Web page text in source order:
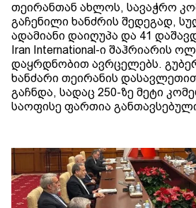
თეირანთან ახლოს, სავაჭრო
გაჩენილი ხანძრის შედეგად,
ადამიანი დაიღუპა და 41
Iran International-ი შაჰრიარის
დაყრდნობით ავრცელებს.
ხანძარი თეირანის
გაჩნდა, სადაც 250-ზე მეტი
საოფისე ფართია